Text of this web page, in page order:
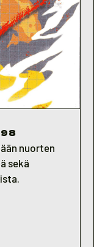
nuorten
sekä